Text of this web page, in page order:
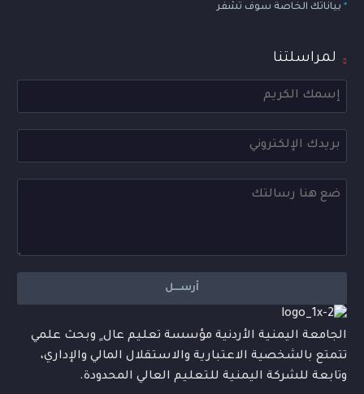
* بياناتك الخاصة سوف تشفر
لمراسلتنا
الجامعة اليمنية الأردنية مؤسسة تعليم عال ٍ وبحث علمي
تتمتع بالشخصية الاعتبارية والاستقلال المالي والإداري،
وتابعة للشركة اليمنية للتعليم العالي المحدودة.